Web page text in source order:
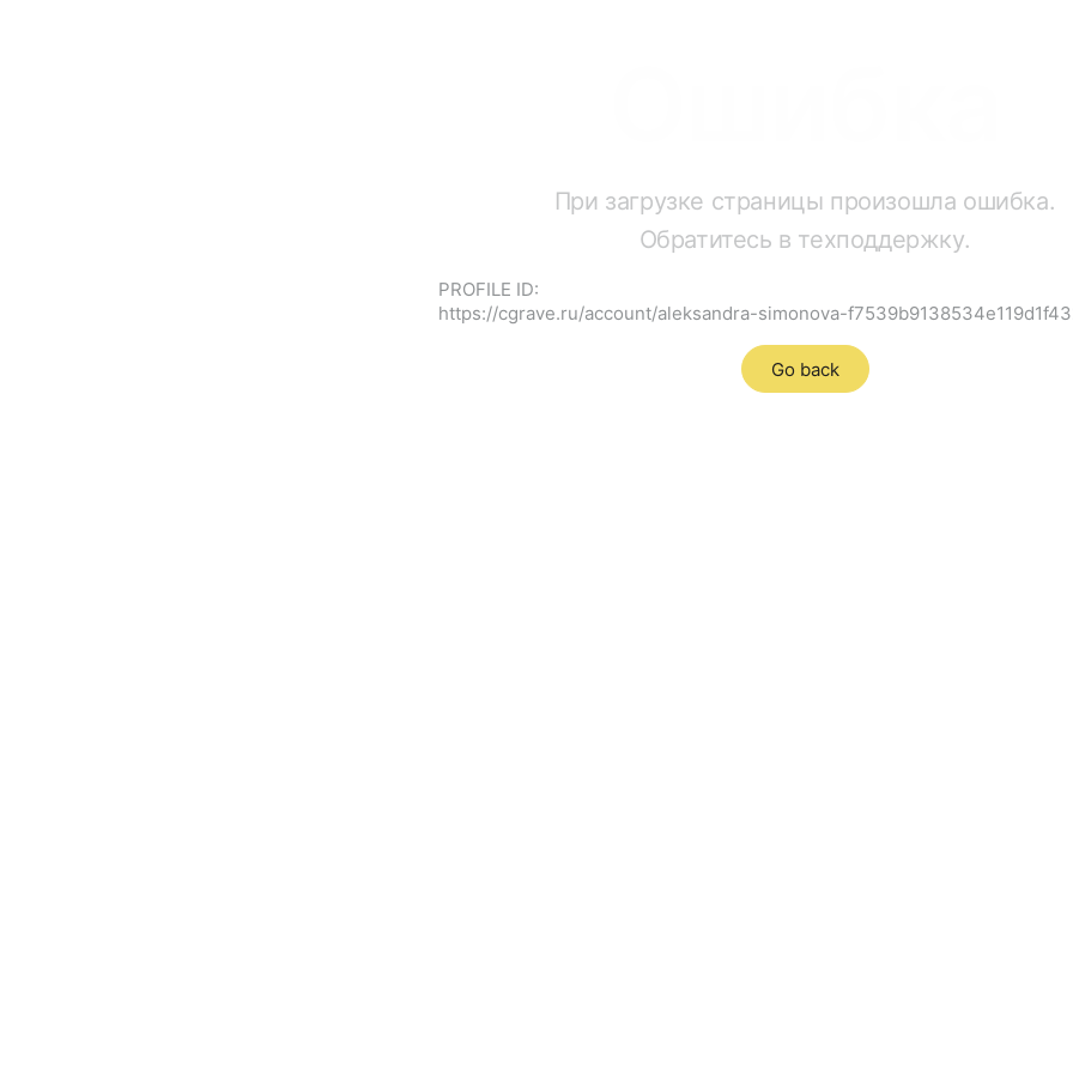
При загрузке страницы произошла ошибка.
Обратитесь в техподдержку.
PROFILE ID:
https://cgrave.ru/account/aleksandra-simonova-
Go back